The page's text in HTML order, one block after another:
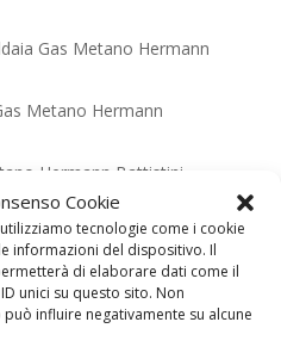
Cookie
tecnologie come i cookie
informazioni del dispositivo. Il
di elaborare dati come il
unici su questo sito. Non
influire negativamente su alcune
Gas Metano Hermann
Metano Hermann
Hermann Battistini
Metano Hermann
Metano Hermann Battistini
Hermann Battistini
Hermann Battistini